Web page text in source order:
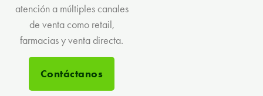
atención a múltiples canales
de venta como retail,
farmacias y venta directa.
Contáctanos